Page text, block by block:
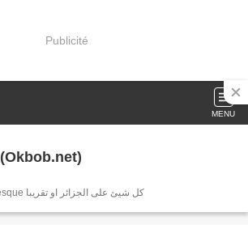
Publicité
MENU
Tout sur l'Algérie ou presque كل شيئ على الجزائر او تقريبا